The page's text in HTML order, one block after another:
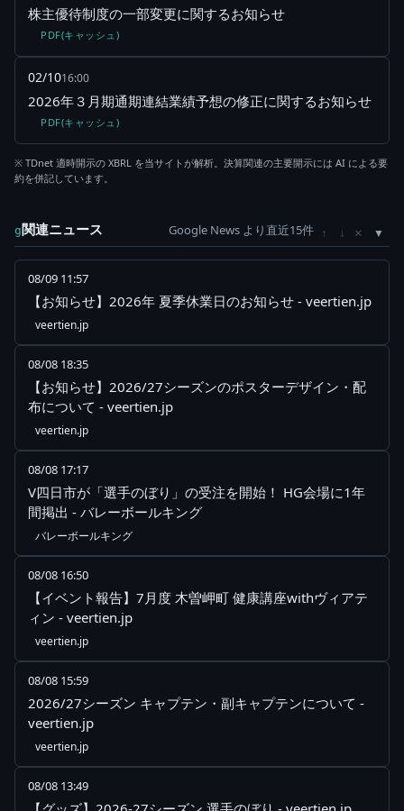
株主優待制度の一部変更に関するお知らせ
PDF(キャッシュ)
02/1016:00
2026年３月期通期連結業績予想の修正に関するお知らせ
PDF(キャッシュ)
※ TDnet 適時開示の XBRL を当サイトが解析。決算関連の主要開示には AI による要
約を併記しています。
g関連ニュース Google News より直近15件 ↑ ↓ ×
08/09 11:57
【お知らせ】2026年 夏季休業日のお知らせ - veertien.jp
veertien.jp
08/08 18:35
【お知らせ】2026/27シーズンのポスターデザイン・配
布について - veertien.jp
veertien.jp
08/08 17:17
V四日市が「選手のぼり」の受注を開始！ HG会場に1年
間掲出 - バレーボールキング
バレーボールキング
08/08 16:50
【イベント報告】7月度 木曽岬町 健康講座withヴィアテ
ィン - veertien.jp
veertien.jp
08/08 15:59
2026/27シーズン キャプテン・副キャプテンについて -
veertien.jp
veertien.jp
08/08 13:49